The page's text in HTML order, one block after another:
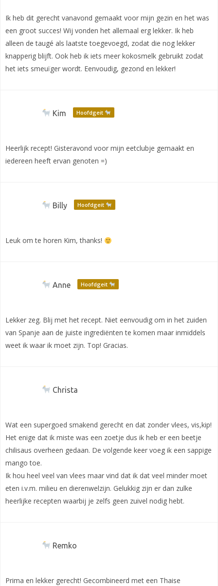
Ik heb dit gerecht vanavond gemaakt voor mijn gezin en het was
een groot succes! Wij vonden het allemaal erg lekker. Ik heb
alleen de taugé als laatste toegevoegd, zodat die nog lekker
knapperig blijft. Ook heb ik iets meer kokosmelk gebruikt zodat
het iets smeuïger wordt. Eenvoudig, gezond en lekker!
Kim Hoofdgeit
Heerlijk recept! Gisteravond voor mijn eetclubje gemaakt en
iedereen heeft ervan genoten =)
Billy Hoofdgeit
Leuk om te horen Kim, thanks!
Anne Hoofdgeit
Lekker zeg. Blij met het recept. Niet eenvoudig om in het zuiden
van Spanje aan de juiste ingrediënten te komen maar inmiddels
weet ik waar ik moet zijn. Top! Gracias.
Christa
Wat een supergoed smakend gerecht en dat zonder vlees, vis,kip!
Het enige dat ik miste was een zoetje dus ik heb er een beetje
chilisaus overheen gedaan. De volgende keer voeg ik een sappige
mango toe.
Ik hou heel veel van vlees maar vind dat ik dat veel minder moet
eten i.v.m. milieu en dierenwelzijn. Gelukkig zijn er dan zulke
heerlijke recepten waarbij je zelfs geen zuivel nodig hebt.
Remko
Prima en lekker gerecht! Gecombineerd met een Thaise